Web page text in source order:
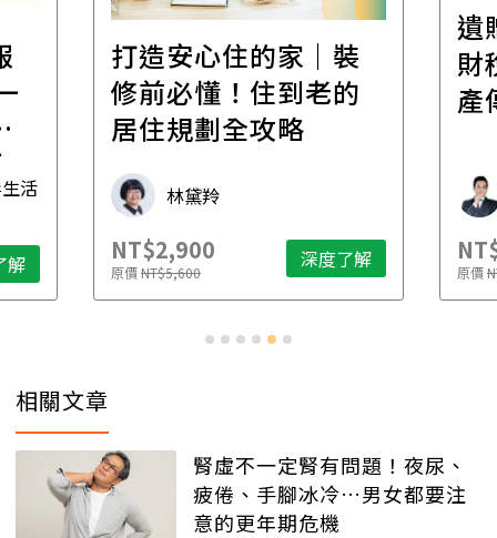
活
解
打造安心住的家｜裝
修前必懂！住到老的
居住規劃全攻略
林黛羚
NT$2,900
原價NT$5,600 深度了解
遺
財
產
原價
相關文章
腎虛不一定腎有問題！夜尿、
疲倦、手腳冰冷…男女都要注
意的更年期危機